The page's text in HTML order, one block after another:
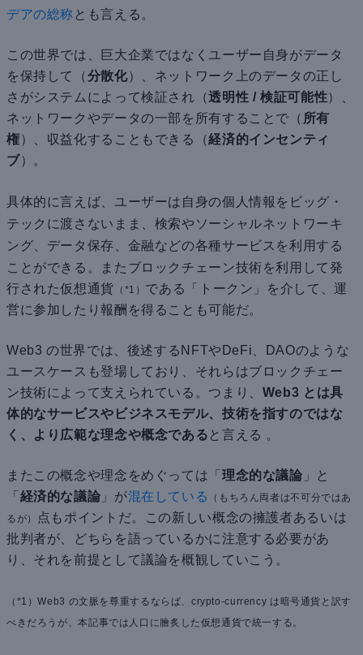
デアの総称 とも言える 。
この世界では、巨大企業ではなくユーザー自身がデータ
を保持して（分散化）、ネットワーク上のデータの正し
さがシステムによって検証され（透明性 / 検証可能性）、
ネットワークやデータの一部を所有することで（ 所有
権）、収益化することもできる（経済的インセンティ
ブ）。
具体的に言えば、ユーザーは自身の個人情報を ビッグ・
テックに渡さないまま、検索やソーシャルネットワーキ
ング、データ保存、金融などの各種サービスを利用する
ことができる。
またブロックチェーン技術を利用して発
行された仮想通貨 （*1） である「トークン」を介して、運
営に参加したり報酬を得ることも可能だ。
Web3 の世界では、後述するNFTやDeFi、DAOのような
ユースケースも登場しており、それらはブロックチェー
ン技術によって支えられている。つまり、 Web3 とは具
体的なサービスやビジネスモデル、技術を指すのではな
く、より広範な理念や概念である と言える 。
またこの概念や理念をめぐっては「 理念的な議論 」と
「 経済的な議論 」が混在している
（もちろん両者は不可分ではあ
るが）
点もポイントだ。この新しい概念の擁護者あるいは
批判者が、どちらを語っているかに注意する必要があ
り、それを前提として議論を概観していこう。
（*1）Web3 の文脈を尊重するならば、crypto-currency は暗号通貨と訳す
べきだろうが、本記事では人口に膾炙した仮想通貨で統一する。